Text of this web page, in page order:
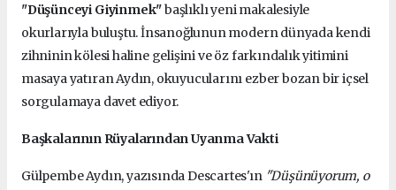
"Düşünceyi Giyinmek"başlıklı yeni makalesiyle
okurlarıyla buluştu. İnsanoğlunun modern dünyada kendi
zihninin kölesi haline gelişini ve öz farkındalık yitimini
masaya yatıran Aydın, okuyucularını ezber bozan bir içsel
sorgulamaya davet ediyor.
Başkalarının Rüyalarından Uyanma Vakti
Gülpembe Aydın, yazısında Descartes'ın "Düşünüyorum, o